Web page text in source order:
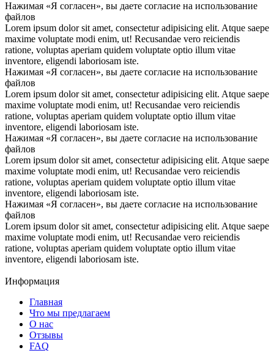
Нажимая «Я согласен», вы даете согласие на использование
файлов
Lorem ipsum dolor sit amet, consectetur adipisicing elit. Atque saepe
maxime voluptate modi enim, ut! Recusandae vero reiciendis
ratione, voluptas aperiam quidem voluptate optio illum vitae
inventore, eligendi laboriosam iste.
Нажимая «Я согласен», вы даете согласие на использование
файлов
Lorem ipsum dolor sit amet, consectetur adipisicing elit. Atque saepe
maxime voluptate modi enim, ut! Recusandae vero reiciendis
ratione, voluptas aperiam quidem voluptate optio illum vitae
inventore, eligendi laboriosam iste.
Нажимая «Я согласен», вы даете согласие на использование
файлов
Lorem ipsum dolor sit amet, consectetur adipisicing elit. Atque saepe
maxime voluptate modi enim, ut! Recusandae vero reiciendis
ratione, voluptas aperiam quidem voluptate optio illum vitae
inventore, eligendi laboriosam iste.
Нажимая «Я согласен», вы даете согласие на использование
файлов
Lorem ipsum dolor sit amet, consectetur adipisicing elit. Atque saepe
maxime voluptate modi enim, ut! Recusandae vero reiciendis
ratione, voluptas aperiam quidem voluptate optio illum vitae
inventore, eligendi laboriosam iste.
Информация
Главная
Что мы предлагаем
О нас
Отзывы
FAQ